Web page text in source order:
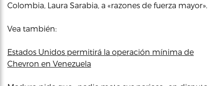
Colombia, Laura Sarabia, a «razones de fuerza mayor».
Vea también:
Estados Unidos permitirá la operación mínima de
Chevron en Venezuela